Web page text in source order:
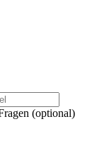
(optional)